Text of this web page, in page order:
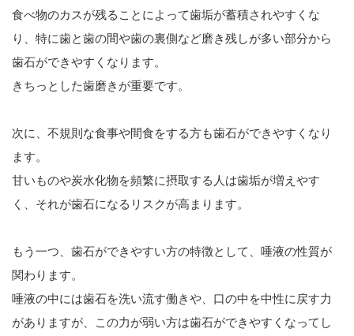
食べ物のカスが残ることによって歯垢が蓄積されやすくな
り、特に歯と歯の間や歯の裏側など磨き残しが多い部分から
歯石ができやすくなります。
きちっとした歯磨きが重要です。
次に、不規則な食事や間食をする方も歯石ができやすくなり
ます。
甘いものや炭水化物を頻繁に摂取する人は歯垢が増えやす
く、それが歯石になるリスクが高まります。
もう一つ、歯石ができやすい方の特徴として、唾液の性質が
関わります。
唾液の中には歯石を洗い流す働きや、口の中を中性に戻す力
がありますが、この力が弱い方は歯石ができやすくなってし